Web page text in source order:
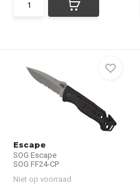
Escape
SOG Escape
SOG FF24-CP
Niet op voorraad